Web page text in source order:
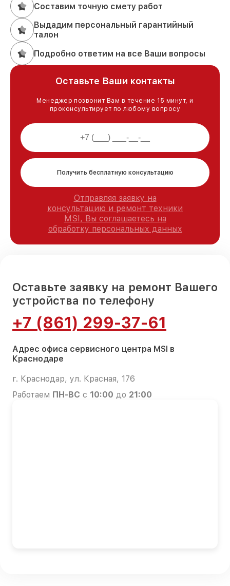
Составим точную смету работ
Выдадим персональный гарантийный
талон
Подробно ответим на все Ваши вопросы
Оставьте Ваши контакты
Менеджер позвонит Вам в течение 15 минут, и
проконсультирует по любому вопросу
Получить бесплатную консультацию
Отправляя заявку на
консультацию и ремонт техники
MSI, Вы соглашаетесь на
обработку персональных данных
Оставьте заявку на ремонт Вашего
устройства по телефону
+7 (861) 299-37-61
Адрес офиса сервисного центра MSI в
Краснодаре
г. Краснодар, ул. Красная, 176
Работаем ПН-ВС с 10:00 до 21:00